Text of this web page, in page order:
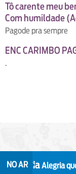
Tô carente meu
Com humildade
Pagode pra sempre
ENC CARIMBO
.
NO AR
O DiaAlegria que